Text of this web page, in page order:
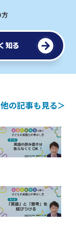
知る
他の記事も見る